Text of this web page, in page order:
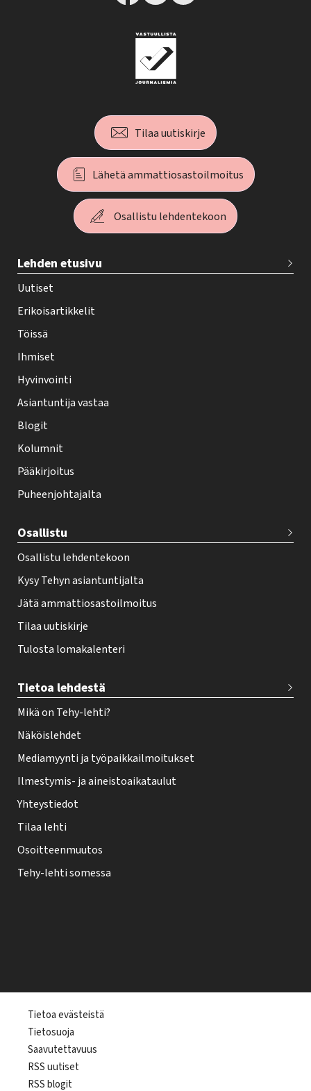
Tilaa uutiskirje
Lähetä ammattiosastoilmoitus
Osallistu lehdentekoon
e
h
y
-
e
h
t
i
f
o
t
r
Lehden etusivu
Uutiset
Erikoisartikkelit
Töissä
Ihmiset
Hyvinvointi
Asiantuntija vastaa
Blogit
Kolumnit
Pääkirjoitus
Puheenjohtajalta
Osallistu
Osallistu lehdentekoon
Kysy Tehyn asiantuntijalta
Jätä ammattiosastoilmoitus
Tilaa uutiskirje
Tulosta lomakalenteri
Tietoa lehdestä
Mikä on Tehy-lehti?
Näköislehdet
Mediamyynti ja työpaikkailmoitukset
Ilmestymis- ja aineistoaikataulut
Yhteystiedot
Tilaa lehti
Osoitteenmuutos
Tehy-lehti somessa
Tietoa evästeistä
Tietosuoja
Saavutettavuus
RSS uutiset
RSS blogit